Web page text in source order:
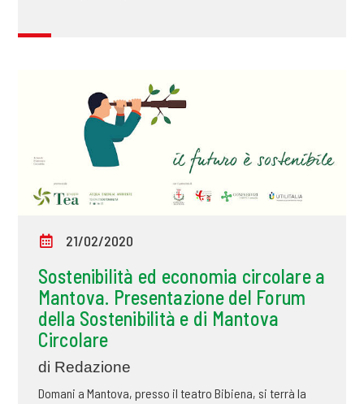
21/02/2020
Sostenibilità ed economia circolare a
Mantova. Presentazione del Forum
della Sostenibilità e di Mantova
Circolare
di Redazione
Domani a Mantova, presso il teatro Bibiena, si terrà la